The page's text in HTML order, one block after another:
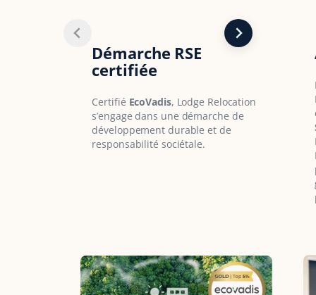
Démarche RSE
certifiée
Certifié EcoVadis, Lodge Relocation
s’engage dans une démarche de
développement durable et de
responsabilité sociétale.